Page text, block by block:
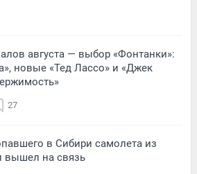
августа — выбор «Фонтанки»:
новые «Тед Лассо» и «Джек
27
в Сибири самолета из
вышел на связь